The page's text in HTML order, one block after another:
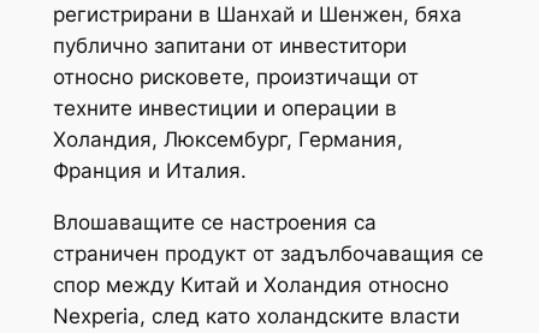
регистрирани в Шанхай и Шенжен, бяха
публично запитани от инвеститори
относно рисковете, произтичащи от
техните инвестиции и операции в
Холандия, Люксембург, Германия,
Франция и Италия.
Влошаващите се настроения са
страничен продукт от задълбочаващия се
спор между Китай и Холандия относно
Nexperia, след като холандските власти